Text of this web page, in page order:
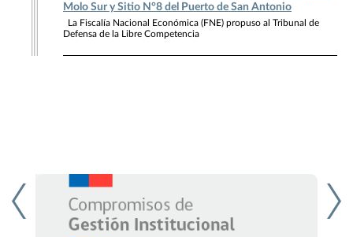
Molo Sur y Sitio N°8 del Puerto de San Antonio
La Fiscalía Nacional Económica (FNE) propuso al Tribunal de
Defensa de la Libre Competencia